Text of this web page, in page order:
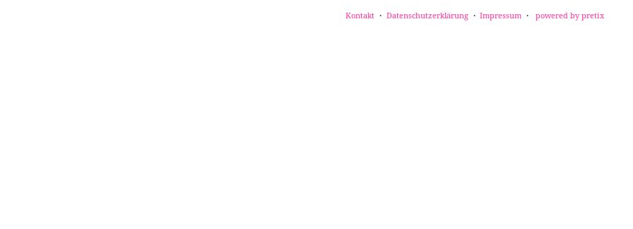
Kontakt Datenschutzerklärung Impressum powered by pretix